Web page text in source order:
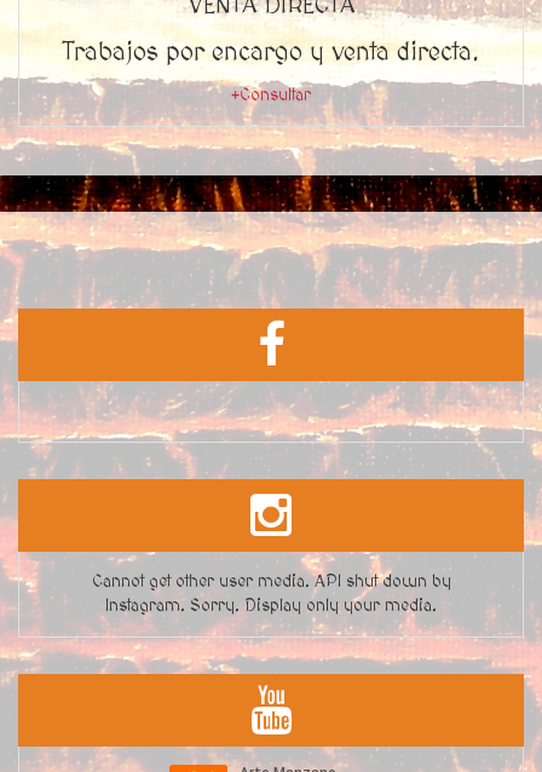
VENTA DIRECTA
Trabajos por encargo y venta directa.
+Consultar
Cannot get other user media. API shut down by
Instagram. Sorry. Display only your media.